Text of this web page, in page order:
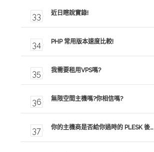
近日瞎說實錄!
PHP 常用版本速度比較!
我需要租用VPS嗎?
無限空間主機嗎?你相信嗎?
你的主機商是否給你過時的 PLESK 後…